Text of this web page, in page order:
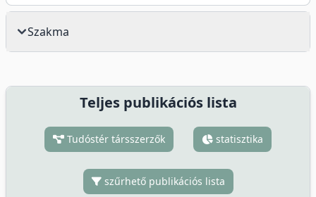
Szakma
Teljes publikációs lista
Tudóstér társszerzők statisztika
szűrhető publikációs lista